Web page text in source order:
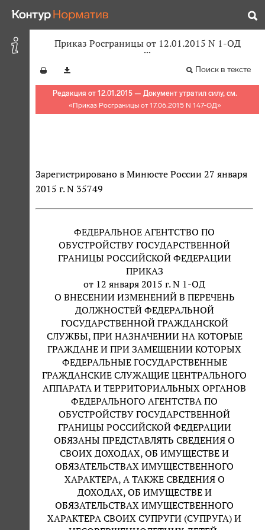
Приказ Росграницы от 12.01.2015 N 1-ОД
Поиск в тексте
Редакция от 12.01.2015 — Документ утратил силу, см.
«Приказ Росграницы от 17.06.2015 N 147-ОД»
Зарегистрировано в Минюсте России 27 января
2015 г. N 35749
ФЕДЕРАЛЬНОЕ АГЕНТСТВО ПО
ОБУСТРОЙСТВУ ГОСУДАРСТВЕННОЙ
ГРАНИЦЫ РОССИЙСКОЙ ФЕДЕРАЦИИ
ПРИКАЗ
от 12 января 2015 г. N 1-ОД
О ВНЕСЕНИИ ИЗМЕНЕНИЙ В ПЕРЕЧЕНЬ
ДОЛЖНОСТЕЙ ФЕДЕРАЛЬНОЙ
ГОСУДАРСТВЕННОЙ ГРАЖДАНСКОЙ
СЛУЖБЫ, ПРИ НАЗНАЧЕНИИ НА КОТОРЫЕ
ГРАЖДАНЕ И ПРИ ЗАМЕЩЕНИИ КОТОРЫХ
ФЕДЕРАЛЬНЫЕ ГОСУДАРСТВЕННЫЕ
ГРАЖДАНСКИЕ СЛУЖАЩИЕ ЦЕНТРАЛЬНОГО
АППАРАТА И ТЕРРИТОРИАЛЬНЫХ ОРГАНОВ
ФЕДЕРАЛЬНОГО АГЕНТСТВА ПО
ОБУСТРОЙСТВУ ГОСУДАРСТВЕННОЙ
ГРАНИЦЫ РОССИЙСКОЙ ФЕДЕРАЦИИ
ОБЯЗАНЫ ПРЕДСТАВЛЯТЬ СВЕДЕНИЯ О
СВОИХ ДОХОДАХ, ОБ ИМУЩЕСТВЕ И
ОБЯЗАТЕЛЬСТВАХ ИМУЩЕСТВЕННОГО
ХАРАКТЕРА, А ТАКЖЕ СВЕДЕНИЯ О
ДОХОДАХ, ОБ ИМУЩЕСТВЕ И
ОБЯЗАТЕЛЬСТВАХ ИМУЩЕСТВЕННОГО
ХАРАКТЕРА СВОИХ СУПРУГИ (СУПРУГА) И